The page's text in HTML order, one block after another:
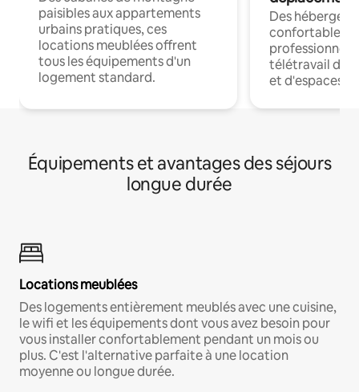
paisibles aux appartements
urbains pratiques, ces
locations meublées offrent
tous les équipements d'un
logement standard.
Des
confortables
professionnels
télétravail
et d'espaces
Équipements et avantages des séjours
longue durée
Locations meublées
Des logements entièrement meublés avec une cuisine,
le wifi et les équipements dont vous avez besoin pour
vous installer confortablement pendant un mois ou
plus. C'est l'alternative parfaite à une location
moyenne ou longue durée.